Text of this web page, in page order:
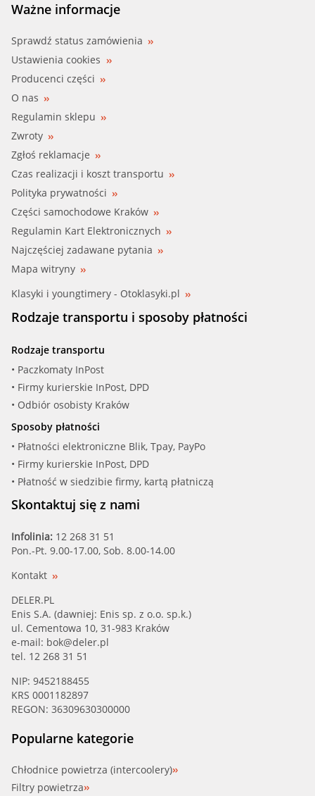
Ważne informacje
Sprawdź status zamówienia
Ustawienia cookies
Producenci części
O nas
Regulamin sklepu
Zwroty
Zgłoś reklamacje
Czas realizacji i koszt transportu
Polityka prywatności
Części samochodowe Kraków
Regulamin Kart Elektronicznych
Najczęściej zadawane pytania
Mapa witryny
Klasyki i youngtimery - Otoklasyki.pl
Rodzaje transportu i sposoby płatności
Rodzaje transportu
• Paczkomaty InPost
• Firmy kurierskie InPost, DPD
• Odbiór osobisty Kraków
Sposoby płatności
• Płatności elektroniczne Blik, Tpay, PayPo
• Firmy kurierskie InPost, DPD
• Płatność w siedzibie firmy, kartą płatniczą
Skontaktuj się z nami
Infolinia: 12 268 31 51
Pon.-Pt. 9.00-17.00, Sob. 8.00-14.00
Kontakt
DELER.PL
Enis S.A. (dawniej: Enis sp. z o.o. sp.k.)
ul. Cementowa 10, 31-983 Kraków
e-mail: bok@deler.pl
tel. 12 268 31 51
NIP: 9452188455
KRS 0001182897
REGON: 36309630300000
Popularne kategorie
Chłodnice powietrza (intercoolery)
Filtry powietrza